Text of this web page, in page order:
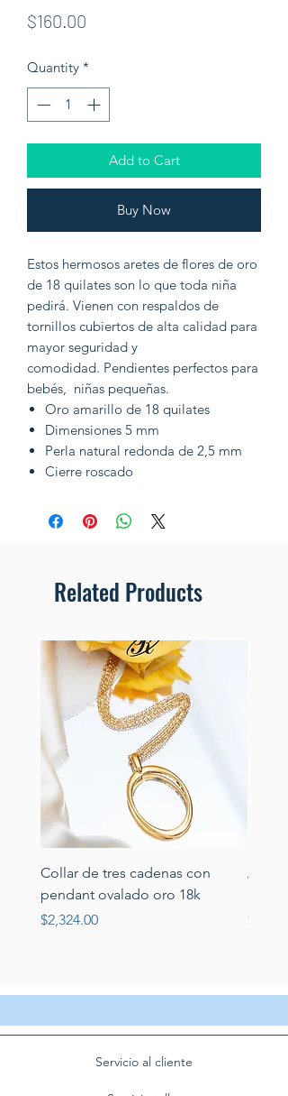
$160.00
Quantity *
Add to Cart
Buy Now
Estos hermosos aretes de flores de oro
de 18 quilates son lo que toda niña
pedirá. Vienen con respaldos de
tornillos cubiertos de alta calidad para
mayor seguridad y
comodidad. Pendientes perfectos para
bebés, niñas pequeñas.
Oro amarillo de 18 quilates
Dimensiones 5 mm
Perla natural redonda de 2,5 mm
Cierre roscado
Related Products
Collar de tres cadenas con
pendant ovalado oro 18k
Price
$2,324.00
Price
$389.00
Servicio al cliente